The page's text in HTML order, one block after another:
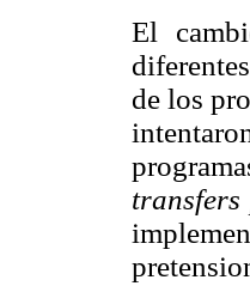
El
de los